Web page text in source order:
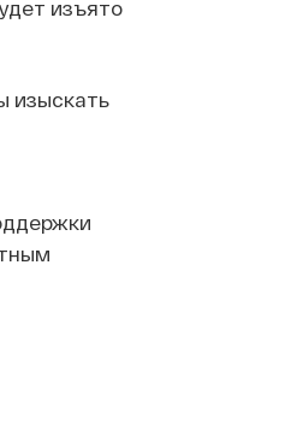
изъято
изыскать